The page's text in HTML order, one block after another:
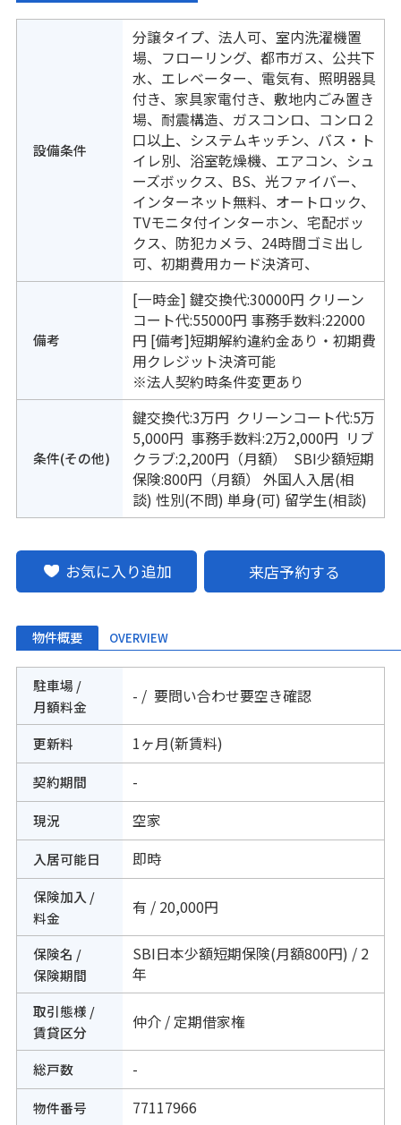
設備条件
分譲タイプ、法人可、室内洗濯機置
場、フローリング、都市ガス、公共下
水、エレベーター、電気有、照明器具
付き、家具家電付き、敷地内ごみ置き
場、耐震構造、ガスコンロ、コンロ２
口以上、システムキッチン、バス・ト
イレ別、浴室乾燥機、エアコン、シュ
ーズボックス、BS、光ファイバー、
インターネット無料、オートロック、
TVモニタ付インターホン、宅配ボッ
クス、防犯カメラ、24時間ゴミ出し
可、初期費用カード決済可、
備考
[一時金] 鍵交換代:30000円 クリーン
コート代:55000円 事務手数料:22000
円 [備考]短期解約違約金あり・初期費
用クレジット決済可能
※法人契約時条件変更あり
条件(その他)
鍵交換代:3万円 クリーンコート代:5万
5,000円 事務手数料:2万2,000円 リブ
クラブ:2,200円（月額） SBI少額短期
保険:800円（月額） 外国人入居(相
談) 性別(不問) 単身(可) 留学生(相談)
お気に入り追加 来店予約する
物件概要 OVERVIEW
駐車場 /
月額料金
- / 要問い合わせ要空き確認
更新料 1ヶ月(新賃料)
契約期間 -
現況 空家
入居可能日 即時
保険加入 /
料金
有 / 20,000円
保険名 /
保険期間
SBI日本少額短期保険(月額800円) / 2
年
取引態様 /
賃貸区分
仲介 / 定期借家権
総戸数 -
物件番号 77117966